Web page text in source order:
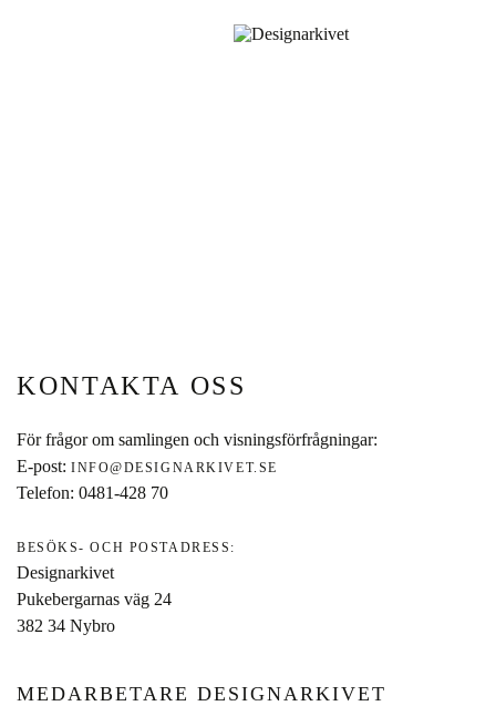
KONTAKTA OSS
För frågor om samlingen och visningsförfrågningar:
E-post: INFO@DESIGNARKIVET.SE
Telefon: 0481-428 70
BESÖKS- OCH POSTADRESS:
Designarkivet
Pukebergarnas väg 24
382 34 Nybro
MEDARBETARE DESIGNARKIVET